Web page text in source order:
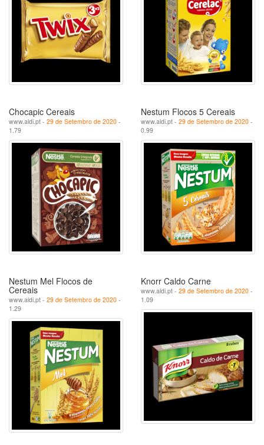
Chocapic Cereais
www.aldi.pt - 29 de Setembro de 2020 -
1.79
Nestum Flocos 5 Cereais
www.aldi.pt - 29 de Setembro de 2020 -
0.99
Nestum Mel Flocos de
Cereais
www.aldi.pt - 29 de Setembro de 2020 -
1.29
Knorr Caldo Carne
www.aldi.pt - 29 de Setembro de 2020 -
1.09